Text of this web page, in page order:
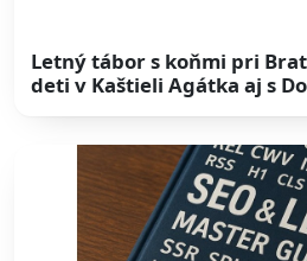
Letný tábor s koňmi pri
deti v Kaštieli Agátka aj s